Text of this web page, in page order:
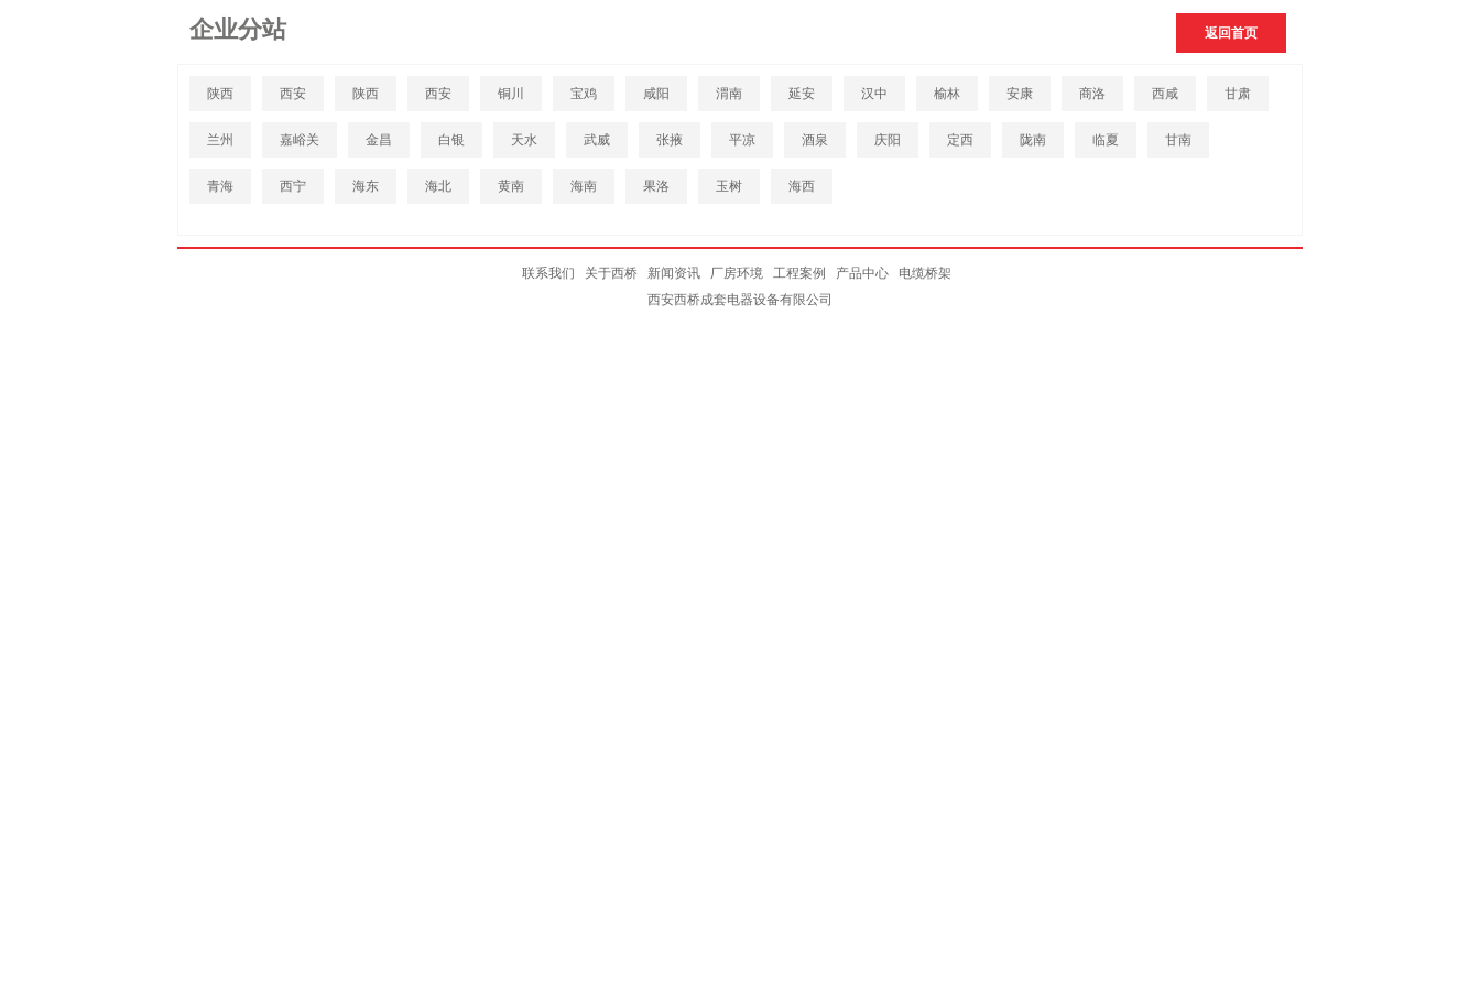
企业分站 返回首页
陕西 西安 陕西 西安 铜川 宝鸡 咸阳 渭南 延安 汉中 榆林 安康 商洛 西咸 甘肃
兰州 嘉峪关 金昌 白银 天水 武威 张掖 平凉 酒泉 庆阳 定西 陇南 临夏 甘南
青海 西宁 海东 海北 黄南 海南 果洛 玉树 海西
联系我们 关于西桥 新闻资讯 厂房环境 工程案例 产品中心
电缆桥架
西安西桥成套电器设备有限公司